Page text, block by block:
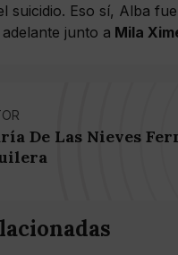
suicidio. Eso sí, Alba
junto a Mila
De Las Nieves